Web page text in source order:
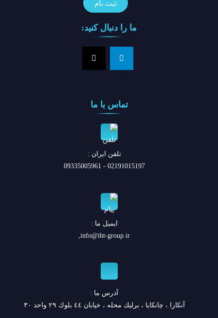
ما را دنبال کنید:
تماس با ما
تلفن ايران :
02191015197 - 09335005961
ایمیل ما :
info@iht-group.ir
آدرس ما :
آنكارا ، چانكايا ، برليك محله ، خيابان ٤٤ بلوك ٢٩ واحد ٣٠